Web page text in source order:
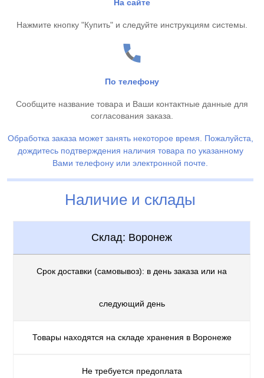
На сайте
Нажмите кнопку "Купить" и следуйте инструкциям системы.
По телефону
Сообщите название товара и Ваши контактные данные для
согласования заказа.
Обработка заказа может занять некоторое время. Пожалуйста,
дождитесь подтверждения наличия товара по указанному
Вами телефону или электронной почте.
Наличие и склады
Склад: Воронеж
Срок доставки (самовывоз): в день заказа или на
следующий день
Товары находятся на складе хранения в Воронеже
Не требуется предоплата